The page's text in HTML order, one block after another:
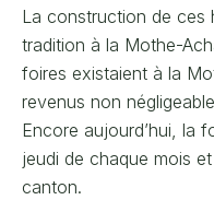
La construction de ces
tradition à la Mothe-
foires existaient à la
revenus non
Encore aujourd’hui, la
jeudi de chaque mois
canton.